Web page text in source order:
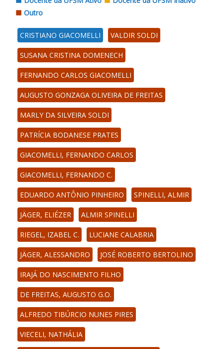
Outro
CRISTIANO GIACOMELLI VALDIR SOLDI
SUSANA CRISTINA DOMENECH
FERNANDO CARLOS GIACOMELLI
AUGUSTO GONZAGA OLIVEIRA DE FREITAS
MARLY DA SILVEIRA SOLDI
PATRÍCIA BODANESE PRATES
GIACOMELLI, FERNANDO CARLOS
GIACOMELLI, FERNANDO C.
EDUARDO ANTÔNIO PINHEIRO SPINELLI, ALMIR
JÄGER, ELIÉZER ALMIR SPINELLI
RIEGEL, IZABEL C. LUCIANE CALABRIA
JÄGER, ALESSANDRO JOSÉ ROBERTO BERTOLINO
IRAJÁ DO NASCIMENTO FILHO
DE FREITAS, AUGUSTO G.O.
ALFREDO TIBÚRCIO NUNES PIRES
VIECELI, NATHÁLIA